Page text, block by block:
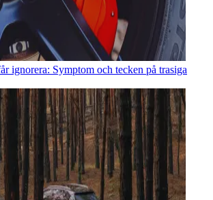
ignorera: Symptom och tecken på trasiga